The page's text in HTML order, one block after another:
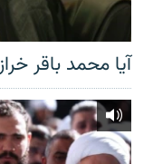
آیا محمد باقر